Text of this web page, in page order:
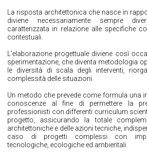
La risposta architettonica che nasce in
diviene necessariamente sempre
caratterizzata in relazione alle specifiche
contestuali.
L'elaborazione progettuale diviene così
sperimentazione, che diventa metodologia
le diversità di scala degli interventi,
complessità delle situazioni.
Un metodo che prevede come formula una
conoscenze al fine di permettere la
professionisti con differenti curriculum
progetto, assicurando la totale
architettoniche e delle azioni tecniche,
caso di progetti complessi con
tecnologiche, ecologiche ed ambientali.